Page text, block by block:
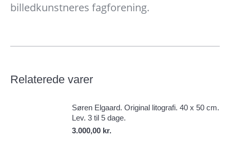
billedkunstneres fagforening.
Relaterede varer
Søren Elgaard. Original litografi. 40 x 50 cm.
Lev. 3 til 5 dage.
3.000,00 kr.